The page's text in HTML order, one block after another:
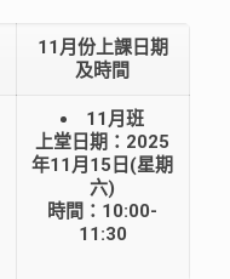
11月份上課日期
及時間
11月班
上堂日期：2025
年11月15日(星期
六)
時間：10:00-
11:30